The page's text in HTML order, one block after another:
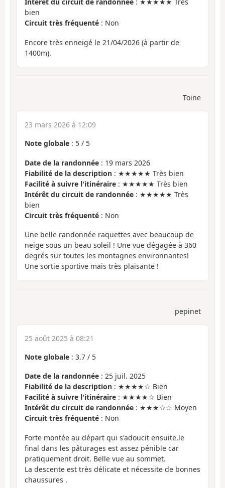
bien
Circuit très fréquenté : Non
Encore très enneigé le 21/04/2026 (à partir de
1400m).
Toine
23 mars 2026 à 12:09
Note globale : 5 / 5
Date de la randonnée : 19 mars 2026
Fiabilité de la description : ★★★★★ Très bien
Facilité à suivre l'itinéraire : ★★★★★ Très bien
Intérêt du circuit de randonnée : ★★★★★ Très
bien
Circuit très fréquenté : Non
Une belle randonnée raquettes avec beaucoup de
neige sous un beau soleil ! Une vue dégagée à 360
degrés sur toutes les montagnes environnantes!
Une sortie sportive mais très plaisante !
pepinet
25 août 2025 à 08:21
Note globale : 3.7 / 5
Date de la randonnée : 25 juil. 2025
Fiabilité de la description : ★★★★☆ Bien
Facilité à suivre l'itinéraire : ★★★★☆ Bien
Intérêt du circuit de randonnée : ★★★☆☆ Moyen
Circuit très fréquenté : Non
Forte montée au départ qui s'adoucit ensuite,le
final dans les pâturages est assez pénible car
pratiquement droit. Belle vue au sommet.
La descente est très délicate et nécessite de bonnes
chaussures .